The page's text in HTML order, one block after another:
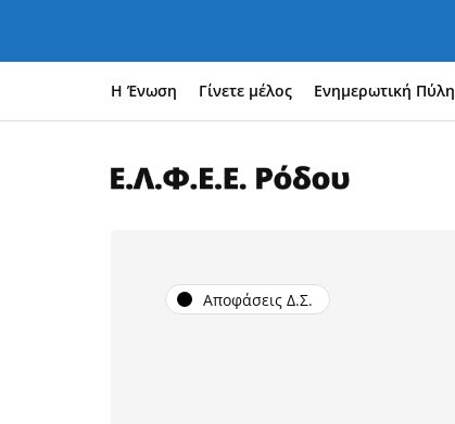
Η Ένωση Γίνετε μέλος Ενημερωτική Πύλη
Αποφάσεις Δ.Σ.